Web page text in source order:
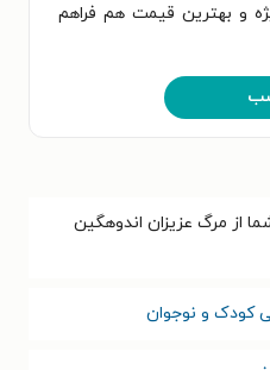
و بهترین قیمت هم فراهم
از مرگ عزیزان اندوهگین
کودک و نوجوان